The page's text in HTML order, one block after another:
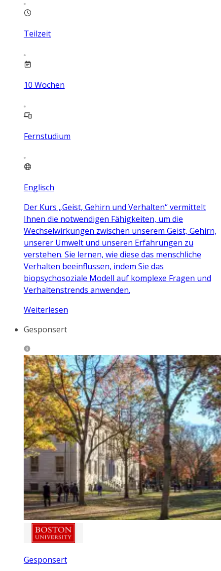
Teilzeit
10 Wochen
Fernstudium
Englisch
Der Kurs „Geist, Gehirn und Verhalten“ vermittelt
Ihnen die notwendigen Fähigkeiten, um die
Wechselwirkungen zwischen unserem Geist, Gehirn,
unserer Umwelt und unseren Erfahrungen zu
verstehen. Sie lernen, wie diese das menschliche
Verhalten beeinflussen, indem Sie das
biopsychosoziale Modell auf komplexe Fragen und
Verhaltenstrends anwenden.
Weiterlesen
Gesponsert
Gesponsert